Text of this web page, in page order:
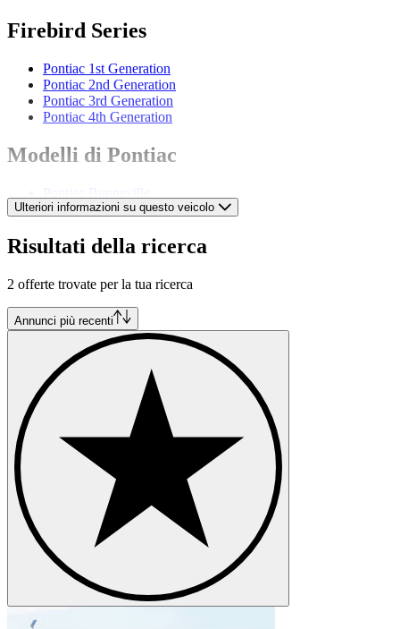
Firebird Series
Pontiac 1st Generation
Pontiac 2nd Generation
Pontiac 3rd Generation
Pontiac 4th Generation
Modelli di Pontiac
Pontiac Chieftain
Pontiac Fiero
Pontiac Grand Ville
Pontiac Le Mans
Pontiac Star Chief
Pontiac Streamliner
Pontiac Tempest
Pontiac Torpedo
Pontiac Ventura
Ulteriori informazioni su questo veicolo
Risultati della ricerca
2 offerte trovate per la tua ricerca
Annunci più recenti